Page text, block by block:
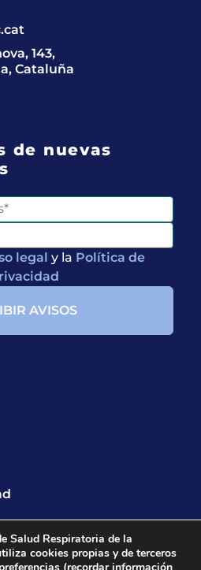
143,
Cataluña
de nuevas
legal y la Política de
Salud Respiratoria de la
cookies propias y de terceros
de